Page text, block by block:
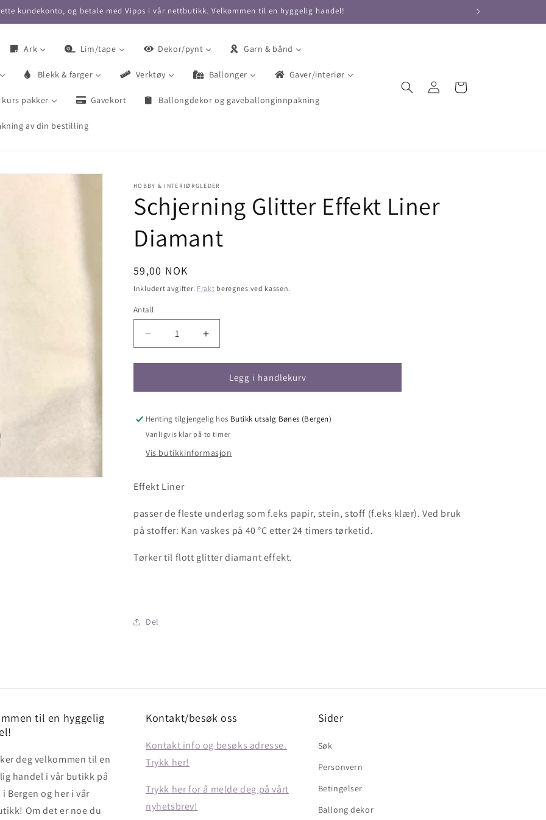
kundekonto, og betale med Vipps i vår nettbutikk. Velkommen til en hyggelig handel!
Ark Lim/tape Dekor/pynt Garn & bånd
Blekk & farger Verktøy Ballonger Gaver/interiør
kurs pakker Gavekort Ballongdekor og gaveballonginnpakning
av din bestilling
Logg
inn
Handlekurv
HOBBY & INTERIØRGLEDER
Schjerning Glitter Effekt Liner
Diamant
Vanlig
pris
59,00 NOK
Inkludert avgifter. Frakt beregnes ved kassen.
Antall
Antall
antallet
for
Glitter
Liner
Diamant
Øk
antallet
for
Schjerning
Glitter
Liner
Diamant
Legg i handlekurv
Henting tilgjengelig hos Butikk utsalg Bønes (Bergen)
Vanligvis klar på to timer
Vis butikkinformasjon
Effekt Liner
passer de fleste underlag som f.eks papir, stein, stoff (f.eks klær). Ved bruk
på stoffer: Kan vaskes på 40 °C etter 24 timers tørketid.
Tørker til flott glitter diamant effekt.
Del
til en hyggelig
deg velkommen til en
handel i vår butikk på
i Bergen og her i vår
Om det er noe du
Kontakt/besøk oss
Kontakt info og besøks adresse.
Trykk her!
Trykk her for å melde deg på vårt
nyhetsbrev!
Sider
Søk
Personvern
Betingelser
Ballong dekor